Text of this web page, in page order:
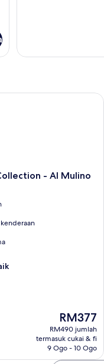
- Al Mulino
Harga
ialah
RM377
RM377
RM490 jumlah
termasuk cukai & fi
9 Ogo - 10 Ogo
- Al Mulino